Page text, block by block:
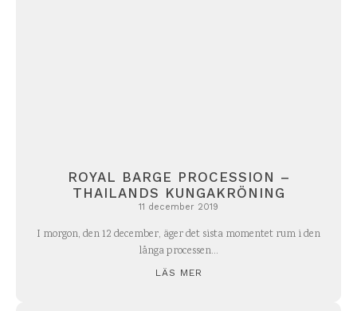
ROYAL BARGE PROCESSION –
THAILANDS KUNGAKRÖNING
11 december 2019
I morgon, den 12 december, äger det sista momentet rum i den
långa processen...
LÄS MER